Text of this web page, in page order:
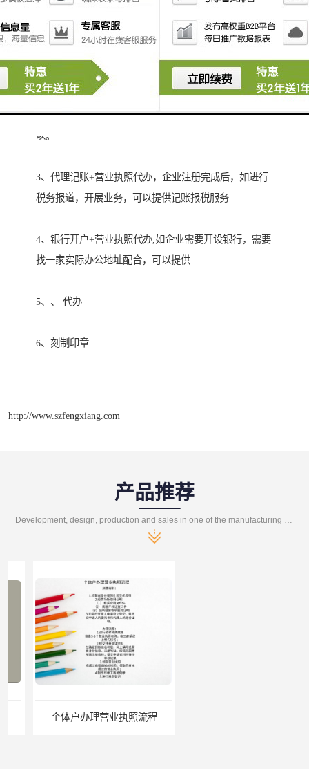
取到营业执照
2、注册地址+营业执照代办，对于企业没有实际的，可
以。
3、代理记账+营业执照代办，企业注册完成后，如进行
税务报道，开展业务，可以提供记账报税服务
4、银行开户+营业执照代办,如企业需要开设银行，需要
找一家实际办公地址配合，可以提供
5、、 代办
6、刻制印章
http://www.szfengxiang.com
产品推荐
个体户办理营业执照流程